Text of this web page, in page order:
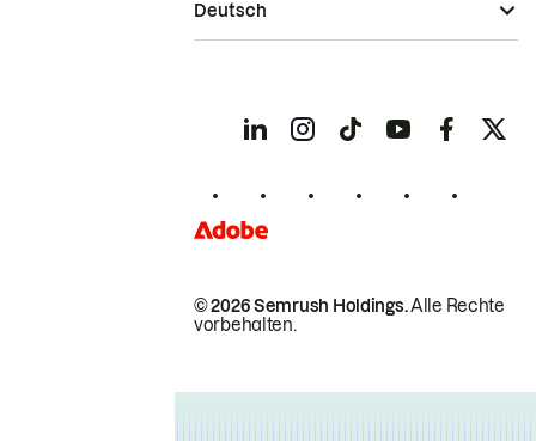
© 2026 Semrush Holdings.Alle Rechte
vorbehalten.
Deutsch